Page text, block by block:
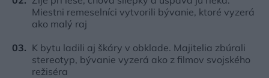
Miestni remeselníci vytvorili bývanie, ktoré vyzerá
ako malý raj
K bytu ladili aj škáry v obklade. Majitelia zbúrali
stereotyp, bývanie vyzerá ako z filmov svojského
režiséra